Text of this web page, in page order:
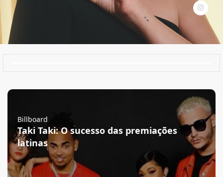
Billboard
Taki Taki: O sucesso das premiações
latinas